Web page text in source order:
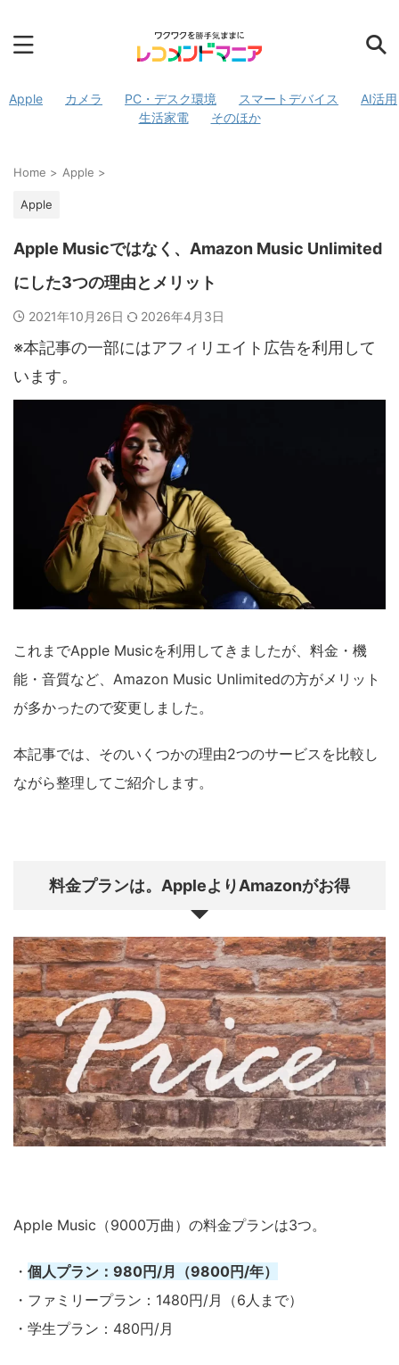
Apple カメラ PC・デスク環境 スマートデバイス
AI活用
生活家電
そのほか
Home > Apple >
Apple
Apple Musicではなく、Amazon Music Unlimited
にした3つの理由とメリット
2021年10月26日 2026年4月3日
※本記事の一部にはアフィリエイト広告を利用して
います。
これまでApple Musicを利用してきましたが、料金・機
能・音質など、Amazon Music Unlimitedの方がメリット
が多かったので変更しました。
本記事では、そのいくつかの理由2つのサービスを比較し
ながら整理してご紹介します。
料金プランは。AppleよりAmazonがお得
Apple Music（9000万曲）の料金プランは3つ。
・ 個人プラン：980円/月（9800円/年）
・ファミリープラン：1480円/月（6人まで）
・学生プラン：480円/月